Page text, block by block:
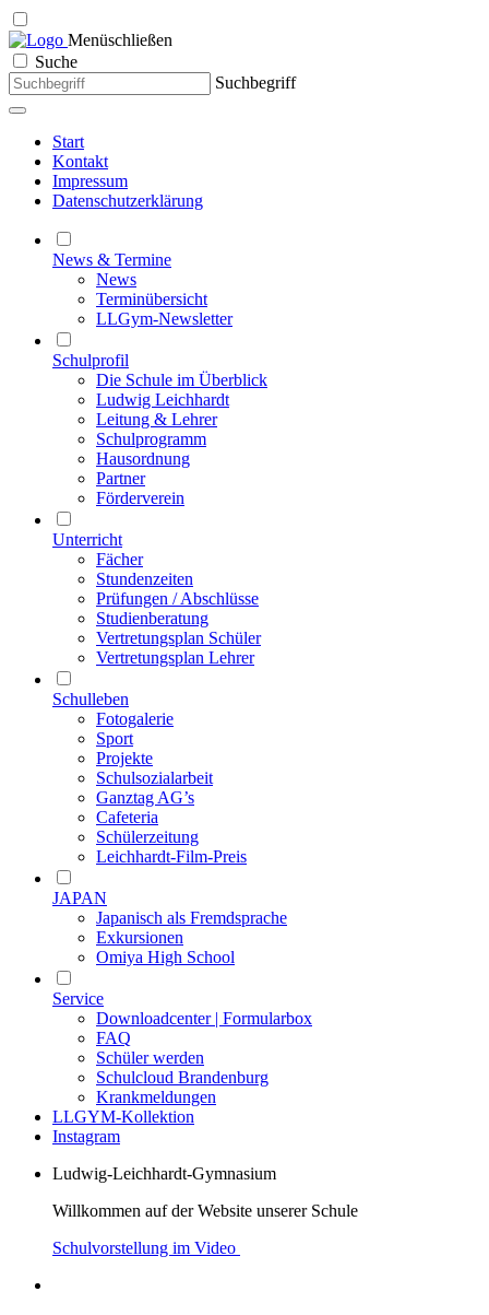
Menüschließen
Suche
Suchbegriff
Start
Kontakt
Impressum
Datenschutzerklärung
News & Termine
News
Terminübersicht
LLGym-Newsletter
Schulprofil
Die Schule im Überblick
Ludwig Leichhardt
Leitung & Lehrer
Schulprogramm
Hausordnung
Partner
Förderverein
Unterricht
Fächer
Stundenzeiten
Prüfungen / Abschlüsse
Studienberatung
Vertretungsplan Schüler
Vertretungsplan Lehrer
Schulleben
Fotogalerie
Sport
Projekte
Schulsozialarbeit
Ganztag AG’s
Cafeteria
Schülerzeitung
Leichhardt-Film-Preis
JAPAN
Japanisch als Fremdsprache
Exkursionen
Omiya High School
Service
Downloadcenter | Formularbox
FAQ
Schüler werden
Schulcloud Brandenburg
Krankmeldungen
LLGYM-Kollektion
Instagram
Ludwig-Leichhardt-Gymnasium
Willkommen auf der Website unserer Schule
Schulvorstellung im Video